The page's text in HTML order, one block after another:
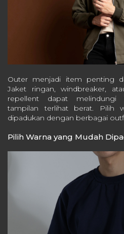
Outer menjadi item penting
Jaket ringan, windbreaker,
repellent dapat
tampilan terlihat berat. Pilih
dipadukan dengan berbagai
Pilih Warna yang Mudah